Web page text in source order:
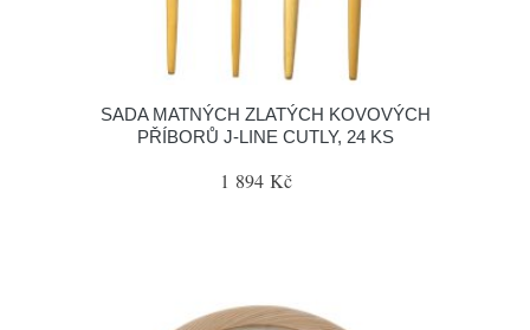
SADA MATNÝCH ZLATÝCH KOVOVÝCH
PŘÍBORŮ J-LINE CUTLY, 24 KS
1 894 Kč